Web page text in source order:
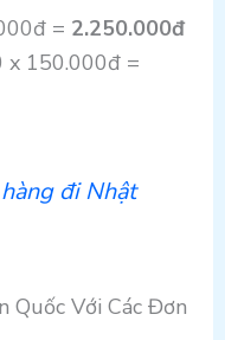
= 2.250.000đ
x 150.000đ =
đi Nhật
Quốc Với Các Đơn